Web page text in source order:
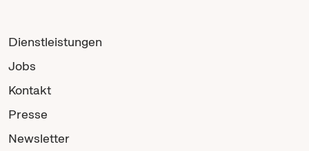
Dienstleistungen
Jobs
Kontakt
Presse
Newsletter